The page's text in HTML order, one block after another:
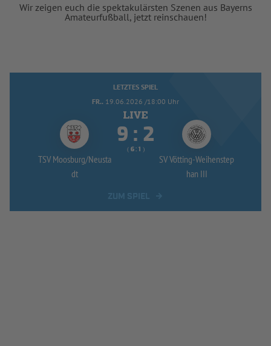
Wir zeigen euch die spektakulärsten Szenen aus Bayerns
Amateurfußball, jetzt reinschauen!
LETZTES SPIEL
FR.. 19.06.2026 /18:00 Uhr
TSV Moosburg/Neusta
dt
 : 
( :  )
SV Vötting-Weihenstep
han III